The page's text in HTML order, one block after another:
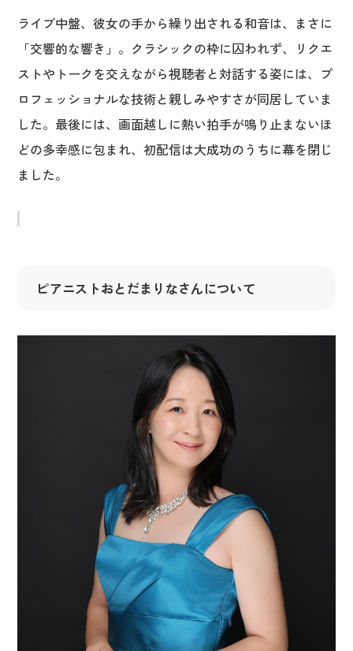
ライブ中盤、彼女の手から繰り出される和音は、まさに
「交響的な響き」。クラシックの枠に囚われず、リクエ
ストやトークを交えながら視聴者と対話する姿には、プ
ロフェッショナルな技術と親しみやすさが同居していま
した。最後には、画面越しに熱い拍手が鳴り止まないほ
どの多幸感に包まれ、初配信は大成功のうちに幕を閉じ
ました。
ピアニストおとだまりなさんについて